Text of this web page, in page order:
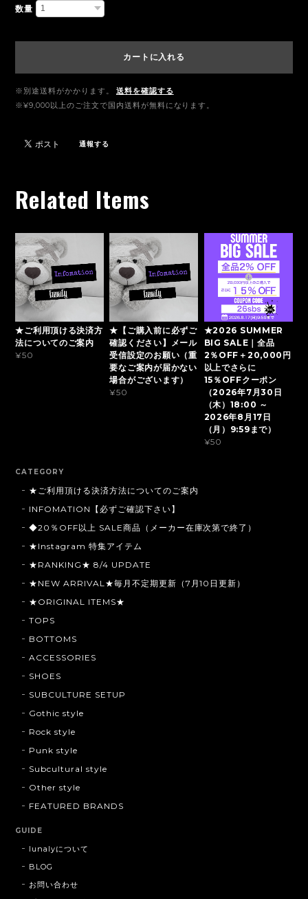
数量
カートに入れる
※別途送料がかかります。
送料を確認する
※¥9,000以上のご注文で国内送料が無料になります。
通報する
Related Items
★ご利用頂ける決済方
法についてのご案内
¥50
★【ご購入前に必ずご
確認ください】メール
受信設定のお願い（重
要なご案内が届かない
場合がございます）
¥50
★2026 SUMMER
BIG SALE｜全品
2％OFF＋20,000円
以上でさらに
15％OFFクーポン
（2026年7月30日
（木）18:00 ～
2026年8月17日
（月）9:59まで）
¥50
CATEGORY
★ご利用頂ける決済方法についてのご案内
INFOMATION【必ずご確認下さい】
◆20％OFF以上 SALE商品（メーカー在庫次第で終了）
★Instagram 特集アイテム
★RANKING★ 8/4 UPDATE
★NEW ARRIVAL★毎月不定期更新（7月10日更新）
★ORIGINAL ITEMS★
TOPS
BOTTOMS
ACCESSORIES
SHOES
SUBCULTURE SETUP
Gothic style
Rock style
Punk style
Subcultural style
Other style
FEATURED BRANDS
GUIDE
lunalyについて
BLOG
お問い合わせ